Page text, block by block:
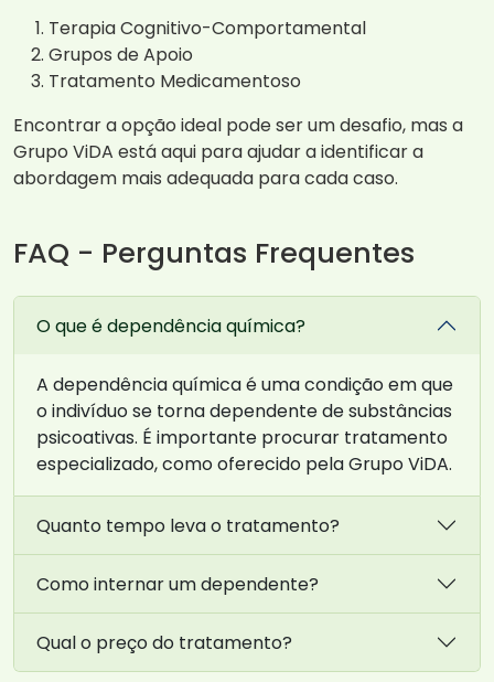
Terapia Cognitivo-Comportamental
Grupos de Apoio
Tratamento Medicamentoso
Encontrar a opção ideal pode ser um desafio, mas a
Grupo ViDA está aqui para ajudar a identificar a
abordagem mais adequada para cada caso.
FAQ - Perguntas Frequentes
O que é dependência química?
A dependência química é uma condição em que
o indivíduo se torna dependente de substâncias
psicoativas. É importante procurar tratamento
especializado, como oferecido pela Grupo ViDA.
Quanto tempo leva o tratamento?
Como internar um dependente?
Qual o preço do tratamento?